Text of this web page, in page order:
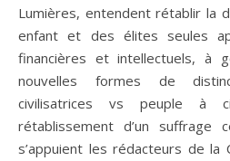
Lumières, entendent rétablir la
enfant et des élites seules
financières et intellectuels, à
nouvelles formes de
civilisatrices vs peuple à
rétablissement d’un suffrage
s’appuient les rédacteurs de la